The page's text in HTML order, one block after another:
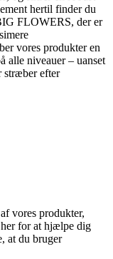
hertil finder du
FLOWERS, der er
vores produkter en
alle niveauer – uanset
stræber efter
vores produkter,
for at hjælpe dig
at du bruger